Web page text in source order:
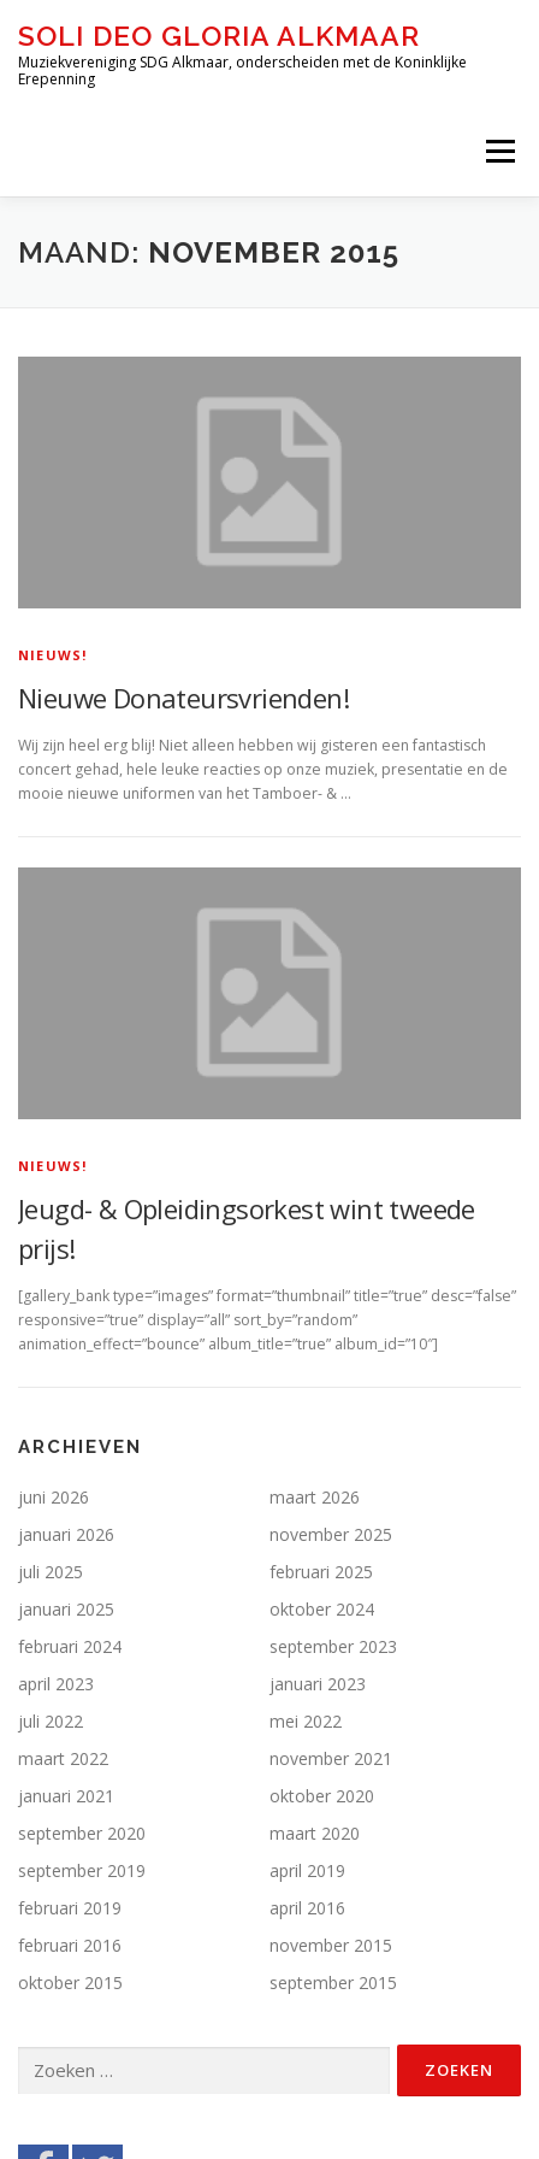
naar
inhoud
SOLI DEO GLORIA ALKMAAR
Muziekvereniging SDG Alkmaar, onderscheiden met de Koninklijke
Erepenning
Menu
HOME OVER ONS DE ORKESTEN
AGENDA
CONTACT
MAAND: NOVEMBER 2015
NIEUWS!
Nieuwe Donateursvrienden!
Wij zijn heel erg blij! Niet alleen hebben wij gisteren een fantastisch
concert gehad, hele leuke reacties op onze muziek, presentatie en de
mooie nieuwe uniformen van het Tamboer- & …
NIEUWS!
Jeugd- & Opleidingsorkest wint tweede
prijs!
[gallery_bank type=”images” format=”thumbnail” title=”true” desc=”false”
responsive=”true” display=”all” sort_by=”random”
animation_effect=”bounce” album_title=”true” album_id=”10″]
ARCHIEVEN
juni 2026
maart 2026
januari 2026
november 2025
juli 2025
februari 2025
januari 2025
oktober 2024
februari 2024
september 2023
april 2023
januari 2023
juli 2022
mei 2022
maart 2022
november 2021
januari 2021
oktober 2020
september 2020
maart 2020
september 2019
april 2019
februari 2019
april 2016
februari 2016
november 2015
oktober 2015
september 2015
naar: